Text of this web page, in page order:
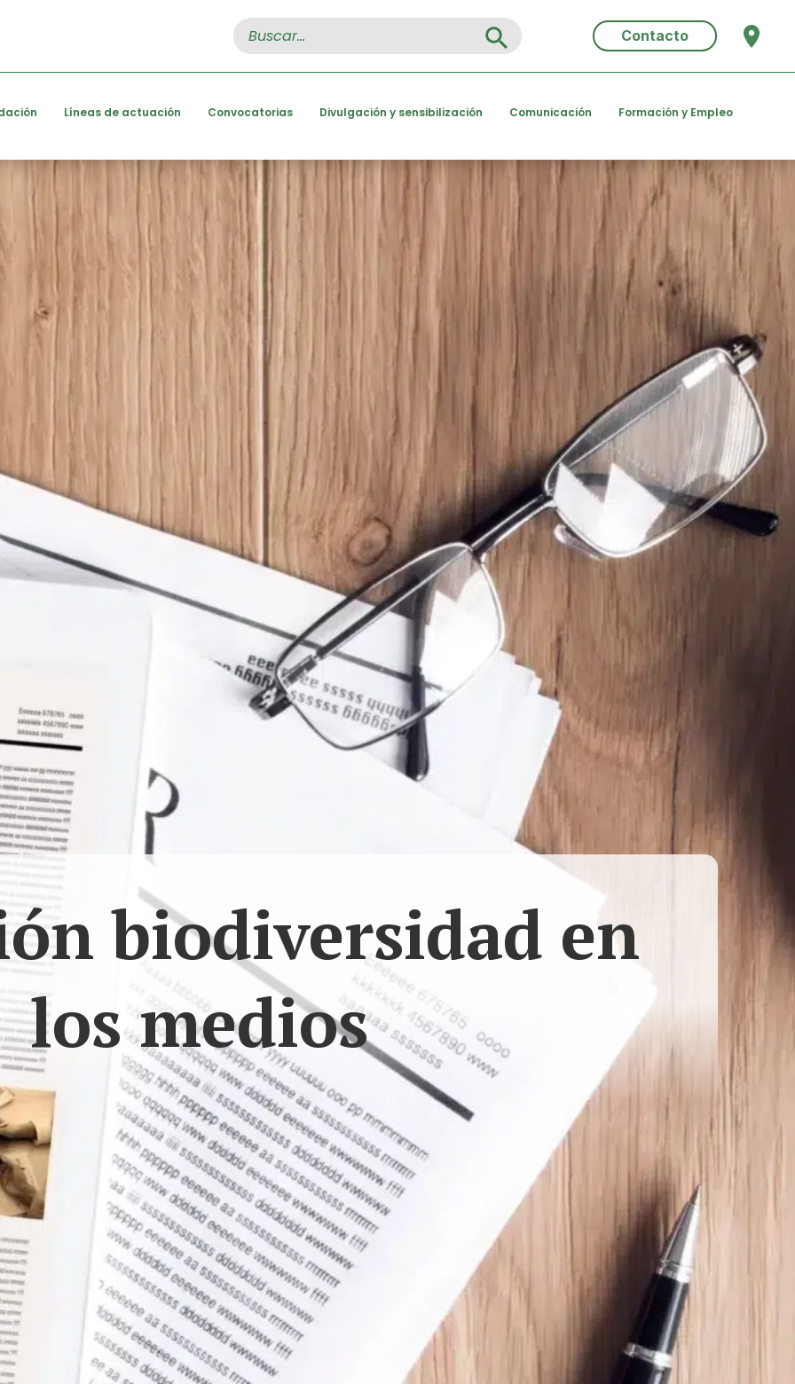
Search
for:
Search Button
Contacto
Líneas de actuación Convocatorias Divulgación y sensibilización Comunicación Formación y Empleo
biodiversidad en
los medios